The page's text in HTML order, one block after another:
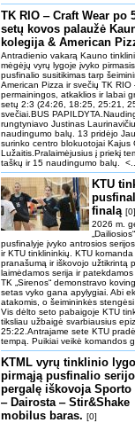
TK RIO ‒ Craft Wear po
setų kovos palaužė
kolegija & American
Antradienio vakarą Kauno
mėgėjų vyrų lygoje įvyko pirmasis
pusfinalio susitikimas tarp
American Pizza ir svečių TK RIO
permainingos, atkaklios ir labai
setų 2:3 (24:26, 18:25, 25:21,
svečiai.BUS
rungtyniavo Justinas
naudingumo balų. 13 pridėjo
surinko centro blokuotojai Kajus
Lužaitis.Pralaimėjusius į priekį
taškų ir 15 naudingumo balų.
KTU
finalą [0]
2026 m.
pusfinalyje įvyko antrosios
ir KTU tinklininkių. KTU
pranašumą ir iškovojo užtikrintą
laimėdamos serija ir
TK „Sirenos“ demonstravo
setas vyko gana apylygiai. Abi
atakomis, o šeimininkės
Vis dėlto seto pabaigoje KTU
tiksliau užbaigė svarbiausius
25:22.Antrajame sete KTU
tempą. Puikiai veikė komandos
KTML vyrų tinklinio
pirmąją pusfinalio
pergalę iškovoja Sporto
‒ Dairosta ‒ Stir&Shake
mobilus baras. [0]